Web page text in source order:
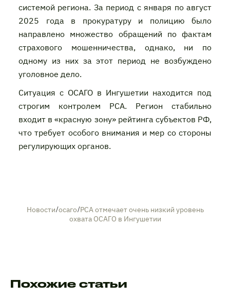
системой региона. За период с января по август
2025 года в прокуратуру и полицию было
направлено множество обращений по фактам
страхового мошенничества, однако, ни по
одному из них за этот период не возбуждено
уголовное дело.
Ситуация с ОСАГО в Ингушетии находится под
строгим контролем РСА. Регион стабильно
входит в «красную зону» рейтинга субъектов РФ,
что требует особого внимания и мер со стороны
регулирующих органов.
Новости/осаго/РСА отмечает очень низкий уровень
охвата ОСАГО в Ингушетии
Похожие статьи